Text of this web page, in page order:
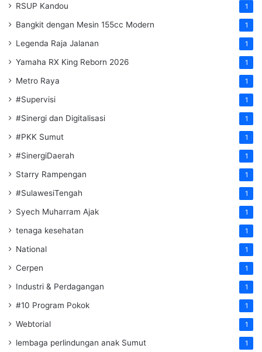
RSUP Kandou 1
Bangkit dengan Mesin 155cc Modern 1
Legenda Raja Jalanan 1
Yamaha RX King Reborn 2026 1
Metro Raya 1
#Supervisi 1
#Sinergi dan Digitalisasi 1
#PKK Sumut 1
#SinergiDaerah 1
Starry Rampengan 1
#SulawesiTengah 1
Syech Muharram Ajak 1
tenaga kesehatan 1
National 1
Cerpen 1
Industri & Perdagangan 1
#10 Program Pokok 1
Webtorial 1
lembaga perlindungan anak Sumut 1